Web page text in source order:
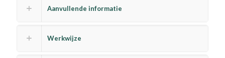
Aanvullende informatie
Werkwijze